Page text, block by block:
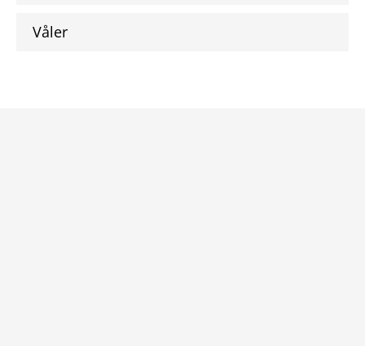
Våler